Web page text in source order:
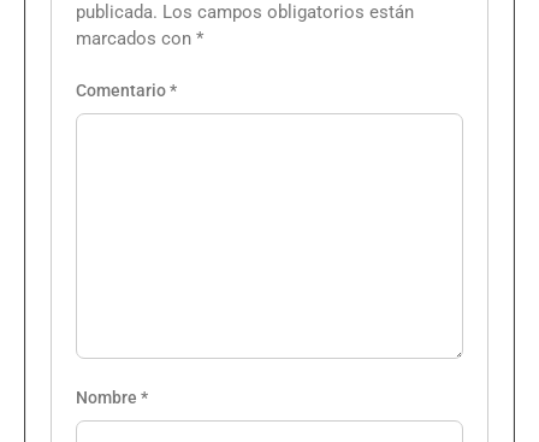
publicada. Los campos obligatorios están
marcados con *
Comentario*
Nombre *